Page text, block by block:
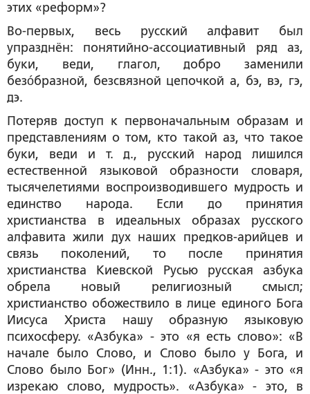
этих «реформ»?
Во-первых, весь русский алфавит был
упразднён: понятийно-ассоциативный ряд аз,
буки, веди, глагол,добро заменили
безóбразной, безсвязной цепочкой а, бэ, вэ, гэ,
дэ.
Потеряв доступ к первоначальным образам и
представлениям о том, кто такой аз, что такое
буки, веди и т. д., русский народ лишился
естественной языковой образности словаря,
тысячелетиями воспроизводившего мудрость и
единство народа. Если до принятия
христианства в идеальных образах русского
алфавита жили дух наших предков-арийцев и
связь поколений, то после принятия
христианства Киевской Русью русская азбука
обрела новый религиозный смысл;
христианство обожествило в лице единого Бога
Иисуса Христа нашу образную языковую
психосферу. «Азбука» - это «я есть слово»: «В
начале было Слово, и Слово было у Бога, и
Слово было Бог» (Инн., 1:1). «Азбука» - это «я
изрекаю слово, мудрость». «Азбука» - это, в